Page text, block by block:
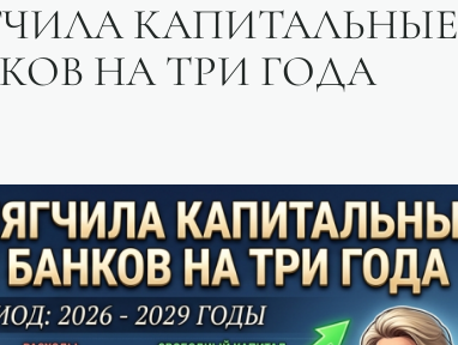
КАПИТАЛЬНЫЕ
НА ТРИ ГОДА